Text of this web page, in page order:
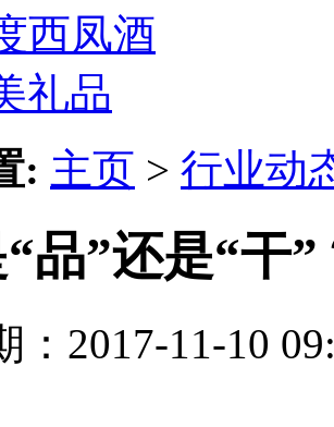
西凤酒
礼品
: 主页 > 行业动
品”还是“干
：2017-11-10